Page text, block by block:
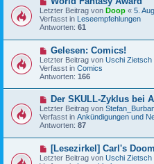
i
t
r
g
e
u
e
r
B
e
i
t
r
g
Letzter Beitrag von Doop « 5.
Verfasst in Leseempfehlungen
Antworten: 61
N
e
u
e
r
B
i
t
r
g
Gelesen: Comics!
Letzter Beitrag von Uschi Zietsch
Verfasst in Comics
Antworten: 166
N
e
u
e
B
i
Der SKULL-Zyklus bei
Letzter Beitrag von
Verfasst in Ankündigungen und
Antworten: 87
N
e
[Lesezirkel] Carl's
Letzter Beitrag von Uschi Zietsch